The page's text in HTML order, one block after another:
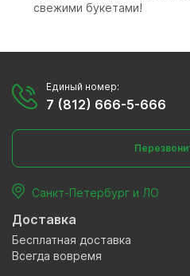
свежими букетами!
Единый номер:
7 (812) 666-5-666
Санкт-Петербург и ЛО
Доставка
Бесплатная доставка
Всегда вовремя